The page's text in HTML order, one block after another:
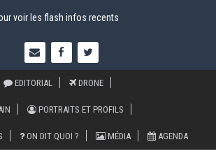
voir les flash infos recents
EDITORIAL DRONE
PORTRAITS ET PROFILS
ON DIT QUOI ? MÉDIA AGENDA